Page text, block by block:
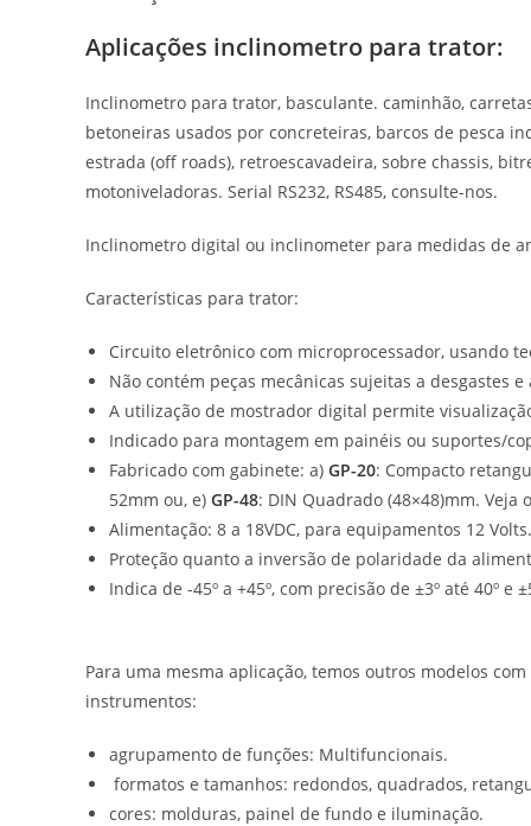
Aplicações inclinometro para trator:
Inclinometro para trator, basculante. caminhão,
betoneiras usados por concreteiras, barcos de pesca
estrada (off roads), retroescavadeira, sobre chassis,
motoniveladoras. Serial RS232, RS485, consulte-nos.
Inclinometro digital ou inclinometer para medidas de
Características para trator:
Circuito eletrônico com microprocessador, usando
Não contém peças mecânicas sujeitas a desgastes
A utilização de mostrador digital permite
Indicado para montagem em painéis ou suportes/
Fabricado com gabinete: a) GP-20: Compacto
52mm ou, e) GP-48: DIN Quadrado (48×48)mm. Veja
Alimentação: 8 a 18VDC, para equipamentos 12
Proteção quanto a inversão de polaridade da
Indica de -45º a +45º, com precisão de ±3º até 40º e
Para uma mesma aplicação, temos outros modelos
instrumentos:
agrupamento de funções: Multifuncionais.
formatos e tamanhos: redondos, quadrados,
cores: molduras, painel de fundo e iluminação.